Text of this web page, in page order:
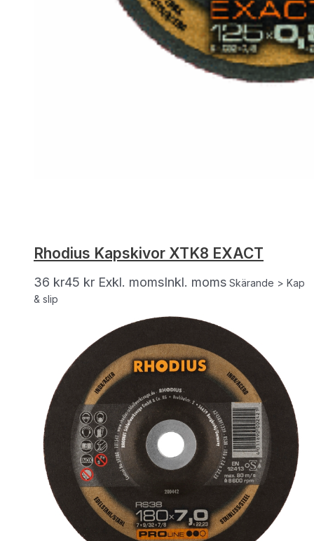
Rhodius Kapskivor XTK8 EXACT
36 kr45 kr Exkl. momsInkl. moms Skärande > Kap
& slip